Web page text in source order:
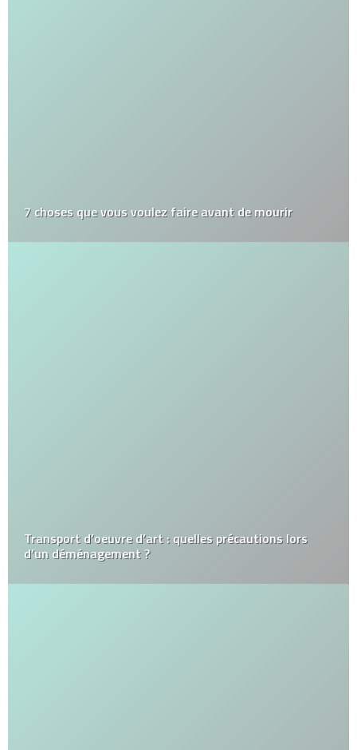
7 choses que vous voulez faire avant de mourir
Transport d’oeuvre d’art : quelles précautions lors
d’un déménagement ?